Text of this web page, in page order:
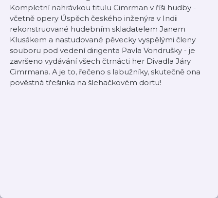
Kompletní nahrávkou titulu Cimrman v říši hudby -
včetně opery Úspěch českého inženýra v Indii
rekonstruované hudebním skladatelem Janem
Klusákem a nastudované pěvecky vyspělými členy
souboru pod vedení dirigenta Pavla Vondrušky - je
završeno vydávání všech čtrnácti her Divadla Járy
Cimrmana. A je to, řečeno s labužníky, skutečně ona
pověstná třešinka na šlehačkovém dortu!